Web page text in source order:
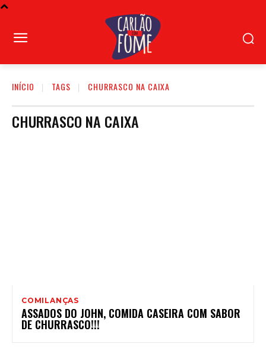
INÍCIO TAGS CHURRASCO NA CAIXA
CHURRASCO NA CAIXA
COMILANÇAS
ASSADOS DO JOHN, COMIDA CASEIRA COM SABOR
DE CHURRASCO!!!